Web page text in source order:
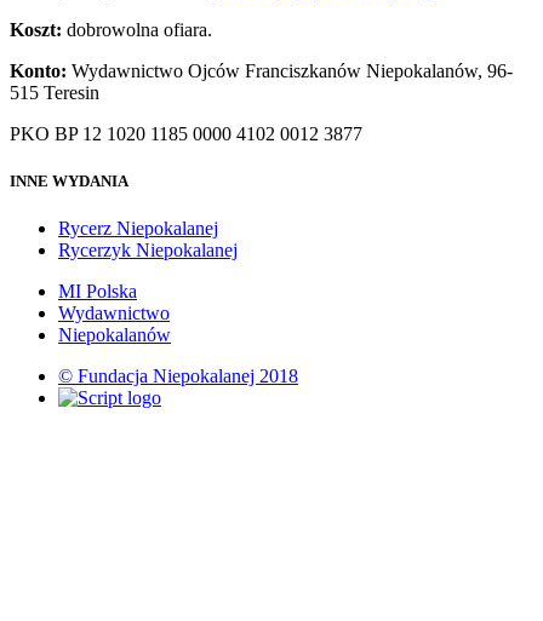
Koszt: dobrowolna ofiara.
Konto: Wydawnictwo Ojców Franciszkanów Niepokalanów, 96-
515 Teresin
PKO BP 12 1020 1185 0000 4102 0012 3877
INNE WYDANIA
Rycerz Niepokalanej
Rycerzyk Niepokalanej
MI Polska
Wydawnictwo
Niepokalanów
© Fundacja Niepokalanej 2018